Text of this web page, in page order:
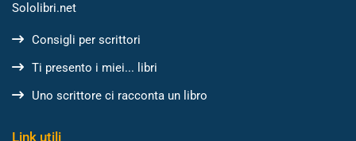
Sololibri.net
Consigli per scrittori
Ti presento i miei... libri
Uno scrittore ci racconta un libro
Link utili